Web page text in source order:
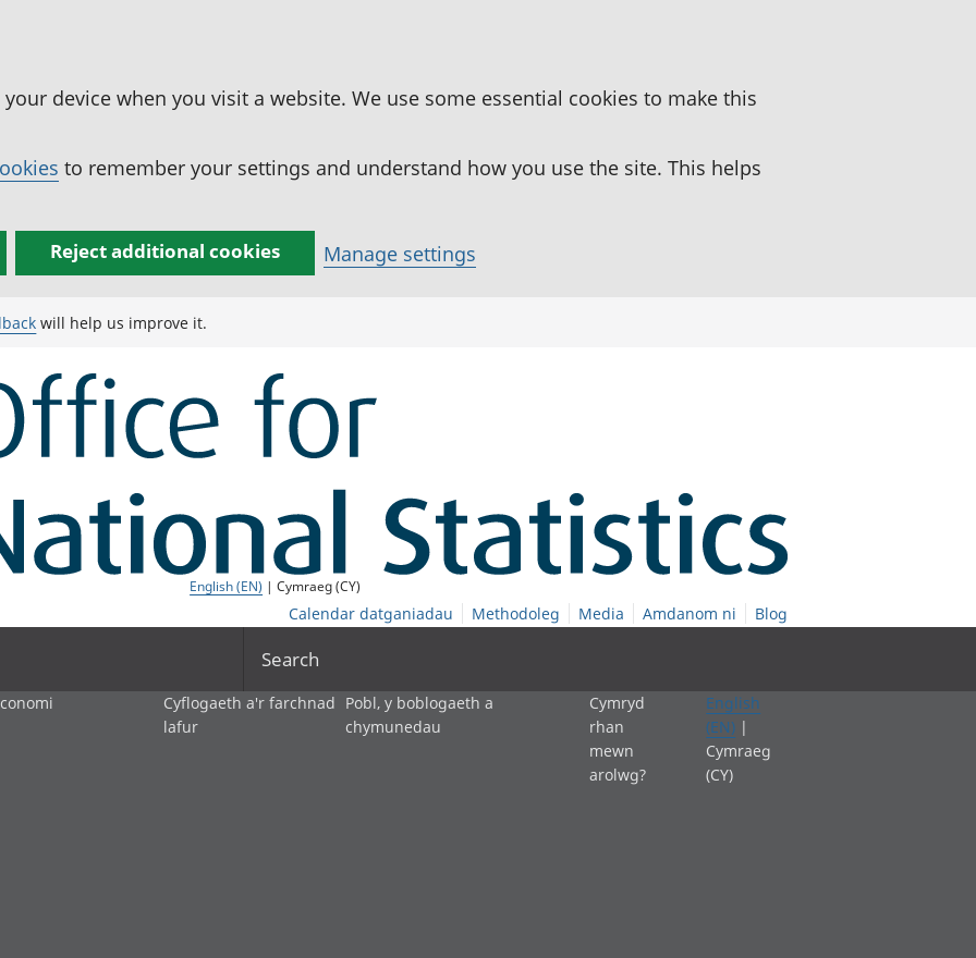
device when you visit a website. We use some essential cookies to make this
to remember your settings and understand how you use the site. This helps
Reject additional cookies Manage settings
will help us improve it.
English (EN) | Cymraeg (CY)
Calendar datganiadau Methodoleg Media Amdanom ni Blog
Search
Cyflogaeth a'r farchnad
lafur
Pobl, y boblogaeth a
chymunedau
Cymryd
rhan
mewn
arolwg?
English
(EN) |
Cymraeg
(CY)